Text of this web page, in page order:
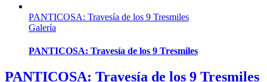
PANTICOSA: Travesía de los 9 Tresmiles
Galería
PANTICOSA: Travesía de los 9 Tresmiles
PANTICOSA: Travesía de los 9 Tresmiles